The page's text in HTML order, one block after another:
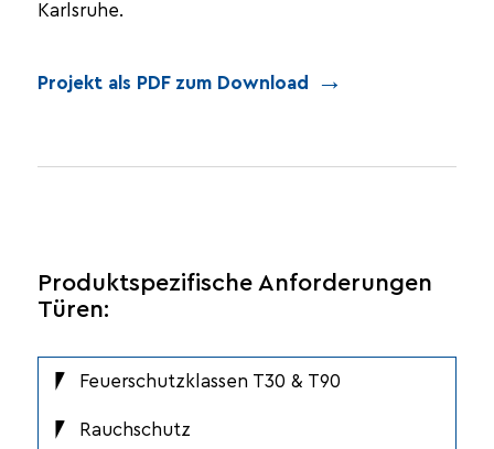
Karlsruhe.
Projekt als PDF zum Download
Produktspezifische Anforderungen
Türen:
Feuerschutzklassen T30 & T90
Rauchschutz